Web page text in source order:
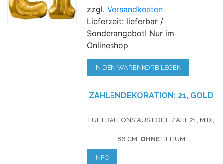
zzgl.Versandkosten
Lieferzeit: lieferbar /
Sonderangebot! Nur im
Onlineshop
IN DEN WARENKORB LEGEN
ZAHLENDEKORATION: 21, GOLD
LUFTBALLONS AUS FOLIE ZAHL 21, MIDI,
86 CM, OHNEHELIUM
INFO